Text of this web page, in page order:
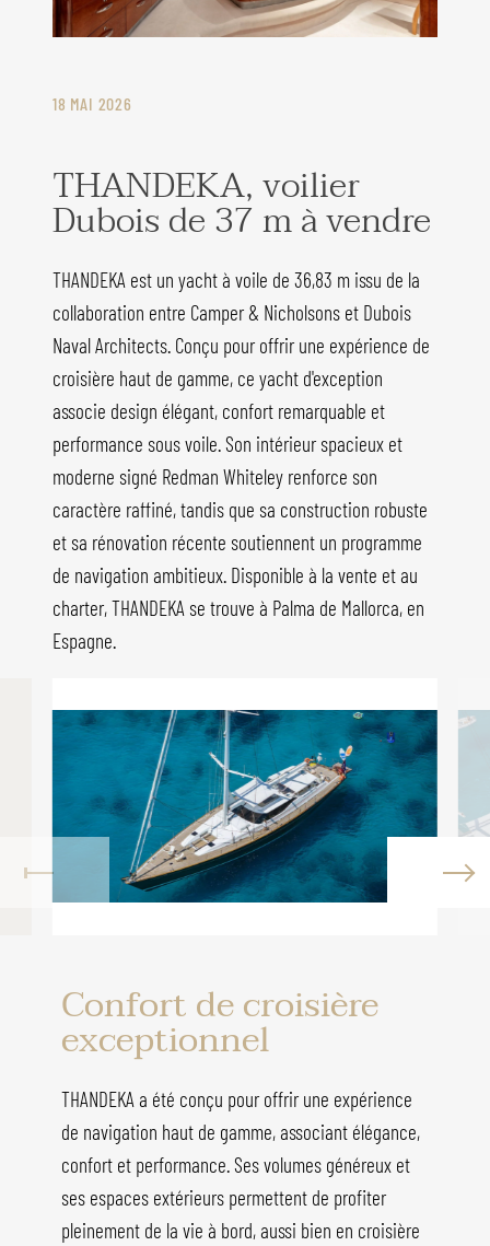
18 MAI 2026
THANDEKA, voilier
Dubois de 37 m à vendre
THANDEKA est un yacht à voile de 36,83 m issu de la
collaboration entre Camper & Nicholsons et Dubois
Naval Architects. Conçu pour offrir une expérience de
croisière haut de gamme, ce yacht d'exception
associe design élégant, confort remarquable et
performance sous voile. Son intérieur spacieux et
moderne signé Redman Whiteley renforce son
caractère raffiné, tandis que sa construction robuste
et sa rénovation récente soutiennent un programme
de navigation ambitieux. Disponible à la vente et au
charter, THANDEKA se trouve à Palma de Mallorca, en
Espagne.
Confort de croisière
exceptionnel
THANDEKA a été conçu pour offrir une expérience
de navigation haut de gamme, associant élégance,
confort et performance. Ses volumes généreux et
ses espaces extérieurs permettent de profiter
pleinement de la vie à bord, aussi bien en croisière